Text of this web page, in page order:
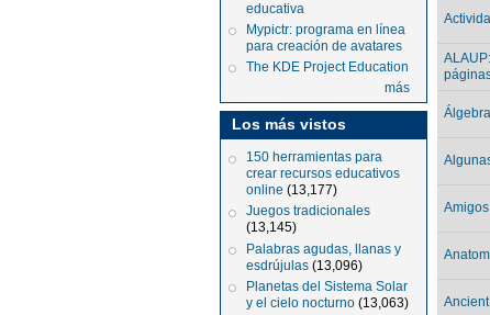
educativa
Mypictr: programa en línea
para creación de avatares
The KDE Project Education
más
Los más vistos
150 herramientas para
crear recursos educativos
online (13,177)
Juegos tradicionales
(13,145)
Palabras agudas, llanas y
esdrújulas (13,096)
Planetas del Sistema Solar
y el cielo nocturno (13,063)